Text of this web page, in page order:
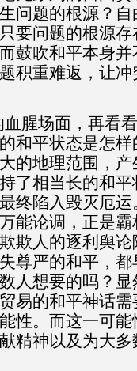
问题的根源？
要问题的根源
鼓吹和平本身
积重难返，让
腥场面，再看
和平状态是怎
的地理范围，
了相当长的和
终陷入毁灭厄运
能论调，正是
欺人的逐利舆
尊严的和平，
人想要的吗？
易的和平神话
性。而这一可
精神以及为大